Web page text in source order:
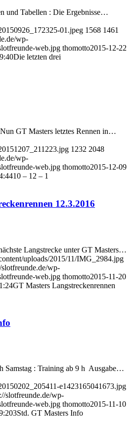
und Tabellen : Die Ergebnisse…
01.jpeg 1568 1461
wp-
web.jpg thomotto2015-12-22
Die letzten drei
GT Masters letztes Rennen in…
1232 2048
wp-
web.jpg thomotto2015-12-09
10 – 12 – 1
12.3.2016
Langstrecke unter GT Masters…
uploads/2015/11/IMG_2984.jpg
slotfreunde.de/wp-
web.jpg thomotto2015-11-20
GT Masters Langstreckenrennen
Samstag : Training ab 9 h Ausgabe…
e1423165041673.jpg
slotfreunde.de/wp-
web.jpg thomotto2015-11-10
3Std. GT Masters Info